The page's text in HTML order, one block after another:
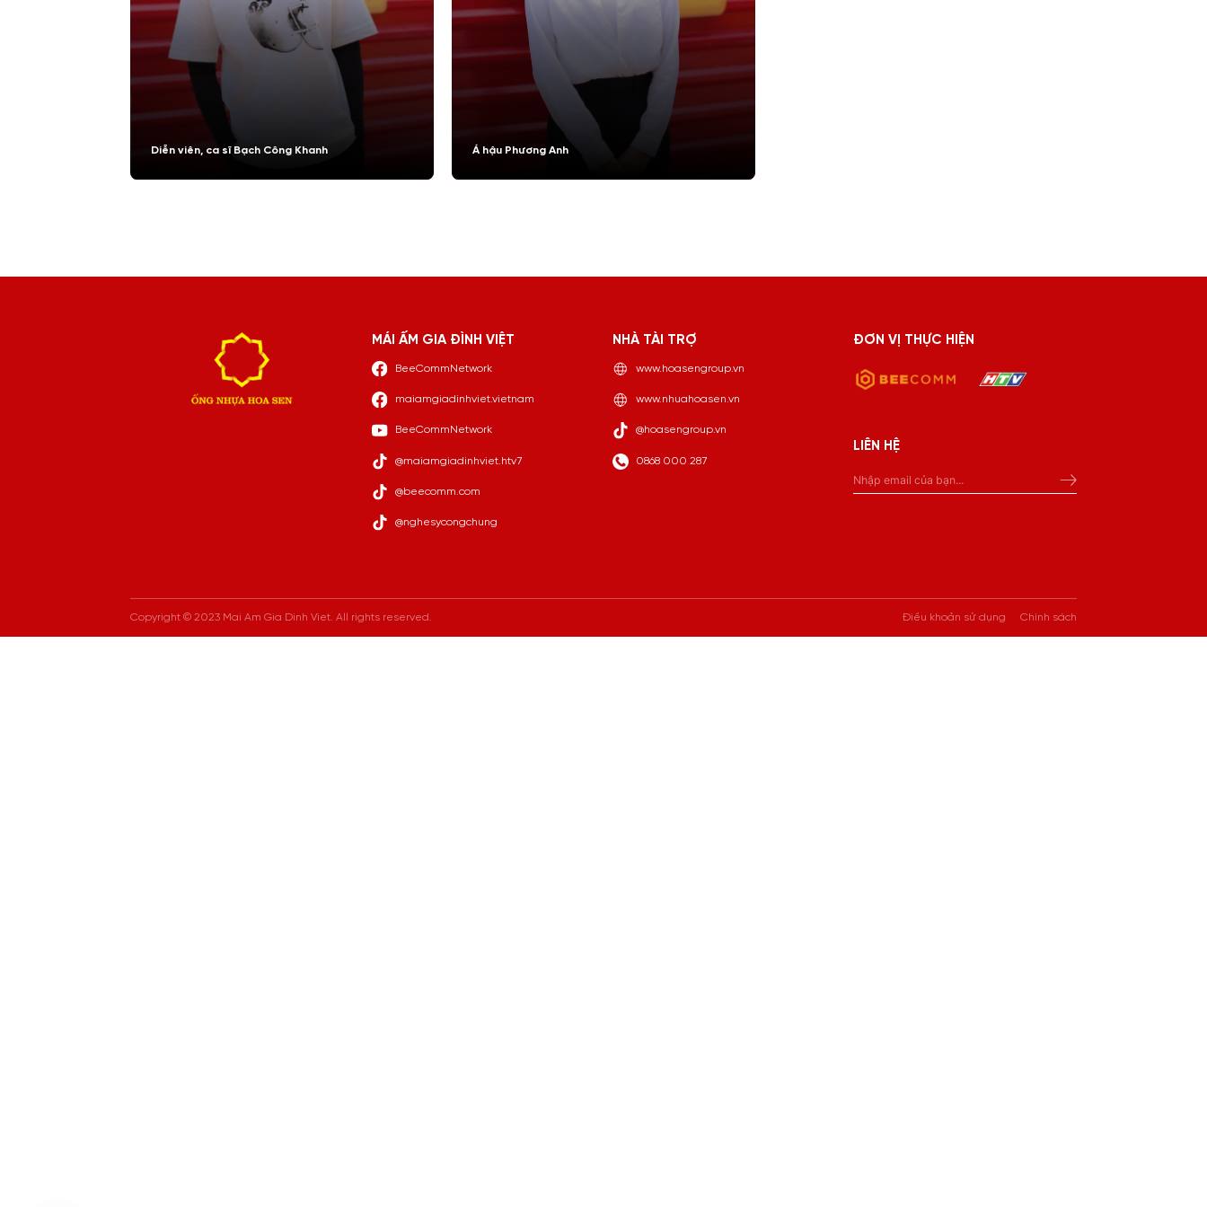
Diễn viên, ca sĩ Bạch Công Khanh Á hậu Phương Anh
MÁI ẤM GIA ĐÌNH VIỆT
BeeCommNetwork
maiamgiadinhviet.vietnam
BeeCommNetwork
@maiamgiadinhviet.htv7
@beecomm.com
@nghesycongchung
NHÀ TÀI TRỢ
www.hoasengroup.vn
www.nhuahoasen.vn
@hoasengroup.vn
0868 000 287
ĐƠN VỊ THỰC HIỆN
LIÊN HỆ
Copyright © 2023 Mai Am Gia Dinh Viet. All rights reserved. Điều khoản sử dụng Chính sách